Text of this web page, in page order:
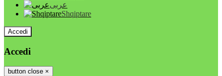
عربى
Shqiptare
Accedi
Accedi
button close ×